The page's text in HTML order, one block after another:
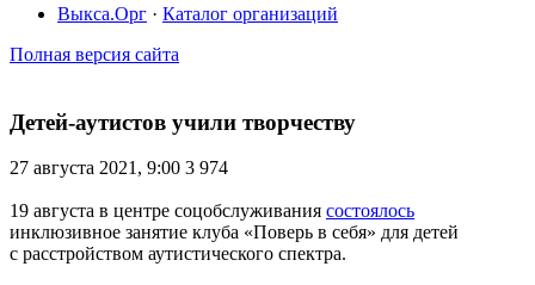
Выкса.Орг · Каталог организаций
Полная версия сайта
Детей-аутистов учили творчеству
27 августа 2021, 9:00 3 974
19 августа в центре соцобслуживания состоялось
инклюзивное занятие клуба «Поверь в себя» для детей
с расстройством аутистического спектра.